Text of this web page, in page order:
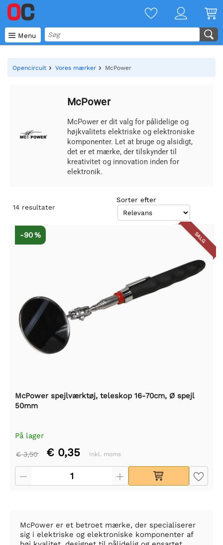
 Menu
Opencircuit Vores mærker McPower
McPower
McPower er dit valg for pålidelige og
højkvalitets elektriske og elektroniske
komponenter. Let at bruge og alsidigt,
det er et mærke, der tilskynder til
kreativitet og innovation inden for
elektronik.
14 resultater
Sorter efter
SALG
-90 %
McPower spejlværktøj, teleskop 16-70cm, Ø spejl
50mm
På lager
€ 3,50 € 0,35 Inkl. moms
McPower er et betroet mærke, der specialiserer
sig i elektriske og elektroniske komponenter af